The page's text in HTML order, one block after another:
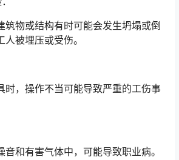
筑物或结构有时可能会发生坍塌或倒
被埋压或受伤。
时，操作不当可能导致严重的工伤事
和有害气体中，可能导致职业病。